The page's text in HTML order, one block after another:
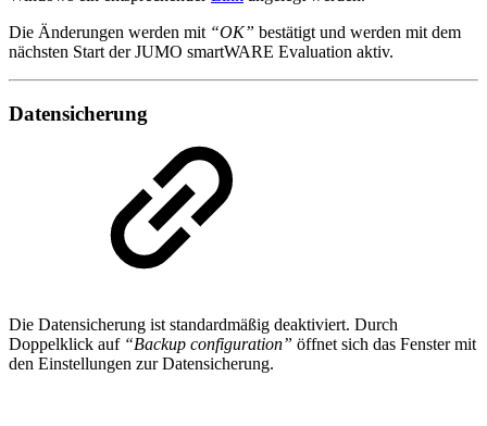
Die Änderungen werden mit “OK” bestätigt und werden mit dem
nächsten Start der JUMO smartWARE Evaluation aktiv.
Datensicherung
Die Datensicherung ist standardmäßig deaktiviert. Durch
Doppelklick auf “Backup configuration” öffnet sich das Fenster mit
den Einstellungen zur Datensicherung.